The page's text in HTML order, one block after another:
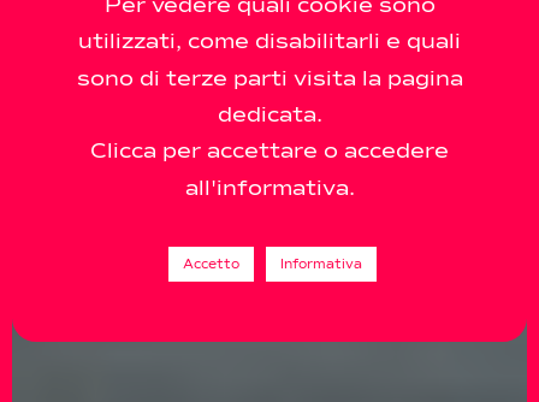
utilizzati, come disabilitarli e quali
sono di terze parti visita la pagina
dedicata.
Clicca per accettare o accedere
all'informativa.
Accetto Informativa